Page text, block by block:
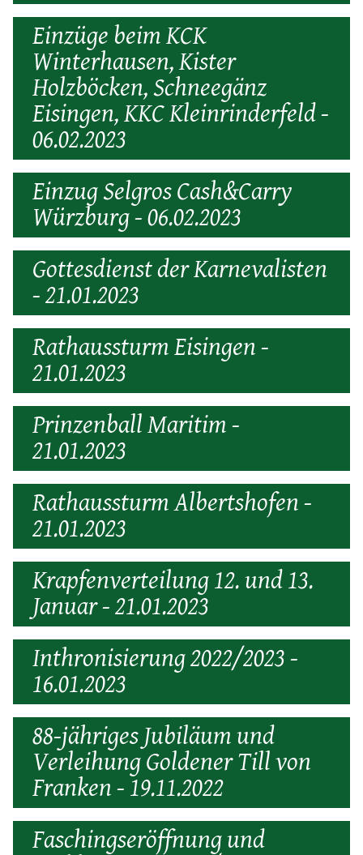
Einzüge beim KCK
Winterhausen, Kister
Holzböcken, Schneegänz
Eisingen, KKC Kleinrinderfeld -
06.02.2023
Einzug Selgros Cash&Carry
Würzburg - 06.02.2023
Gottesdienst der Karnevalisten
- 21.01.2023
Rathaussturm Eisingen -
21.01.2023
Prinzenball Maritim -
21.01.2023
Rathaussturm Albertshofen -
21.01.2023
Krapfenverteilung 12. und 13.
Januar - 21.01.2023
Inthronisierung 2022/2023 -
16.01.2023
88-jähriges Jubiläum und
Verleihung Goldener Till von
Franken - 19.11.2022
Faschingseröffnung und